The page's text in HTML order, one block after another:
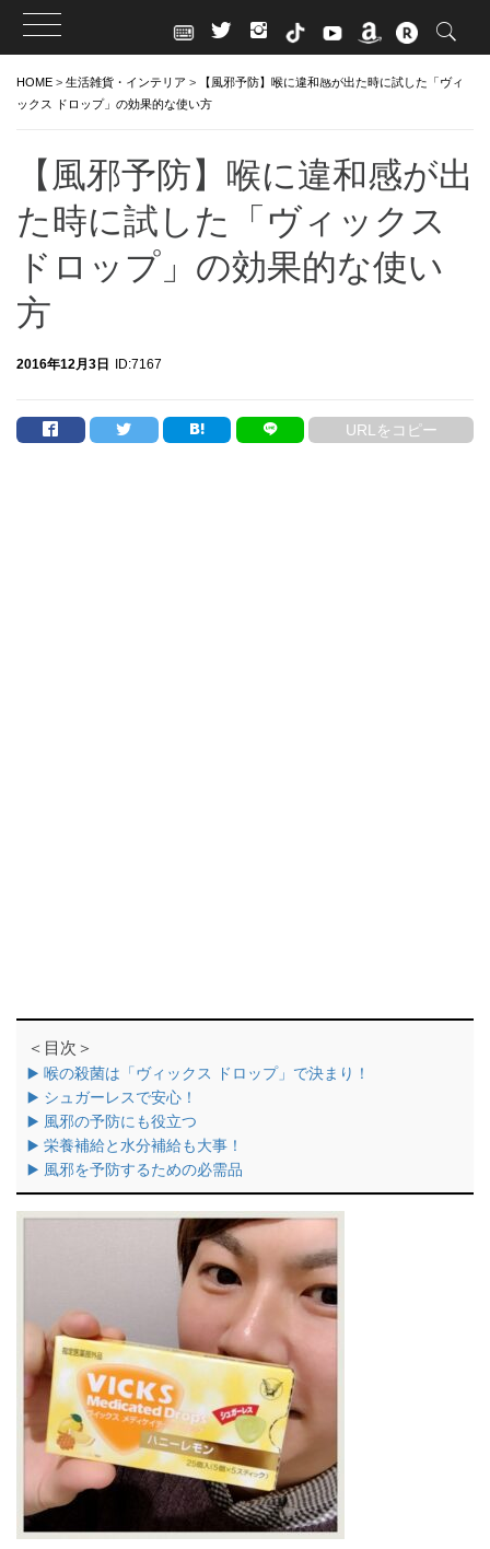
HOME > 生活雑貨・インテリア >
【風邪予防】喉に違和感が出た時に試した「ヴィ
ックス ドロップ」の効果的な使い方
【風邪予防】喉に違和感が出
た時に試した「ヴィックス
ドロップ」の効果的な使い
方
2016年12月3日 ID:7167
URLをコピー
＜目次＞
▶️ 喉の殺菌は「ヴィックス ドロップ」で決まり！
▶️ シュガーレスで安心！
▶️ 風邪の予防にも役立つ
▶️ 栄養補給と水分補給も大事！
▶️ 風邪を予防するための必需品